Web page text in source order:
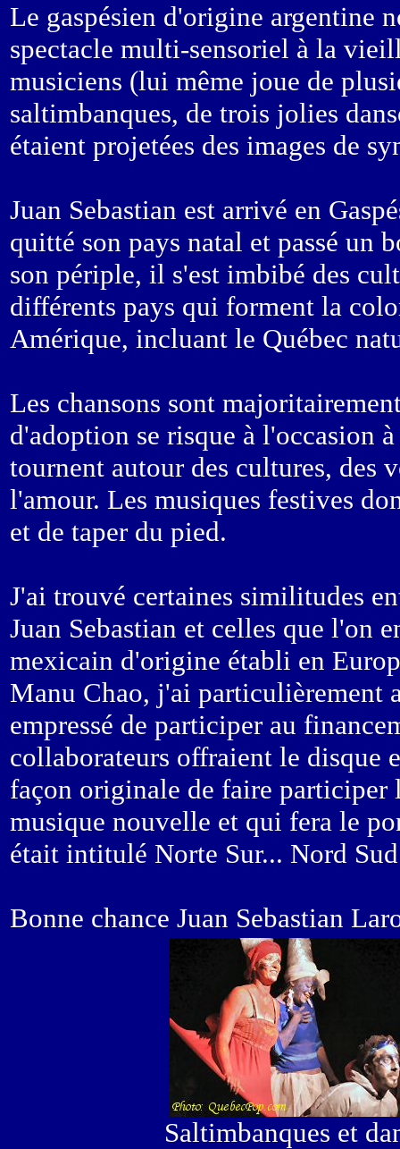
Le gaspésien d'origine argentine
spectacle multi-sensoriel à la
musiciens (lui même joue de
saltimbanques, de trois jolies
étaient projetées des images de
Juan Sebastian est arrivé en
quitté son pays natal et passé un
son périple, il s'est imbibé des
différents pays qui forment la
Amérique, incluant le Québec
Les chansons sont
d'adoption se risque à l'occasion
tournent autour des cultures, des
l'amour. Les musiques festives
et de taper du pied.
J'ai trouvé certaines similitudes
Juan Sebastian et celles que l'on
mexicain d'origine établi en
Manu Chao, j'ai particulièrement
empressé de participer au
collaborateurs offraient le disque
façon originale de faire participer
musique nouvelle et qui fera le
était intitulé Norte Sur... Nord
Bonne chance Juan Sebastian
Saltimbanques et